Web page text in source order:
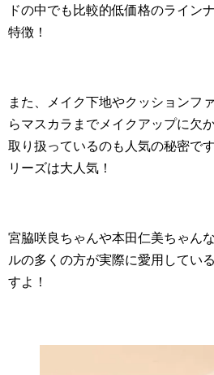
ドの中でも比較的低価格のライン
特徴！
また、メイク下地やクッションフ
らマスカラまでメイクアップに欠
取り扱っているのも人気の秘密で
リーズは大人気！
宮脇咲良ちゃんや本田仁美ちゃん
ルの多くの方が実際に愛用してい
すよ！